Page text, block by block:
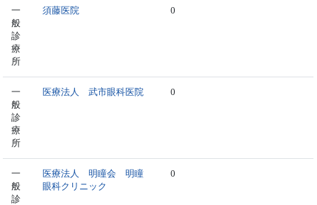
一
般
診
療
所
須藤医院 0
一
般
診
療
所
医療法人 武市眼科医院 0
一
般
診
医療法人 明瞳会 明瞳
眼科クリニック
0